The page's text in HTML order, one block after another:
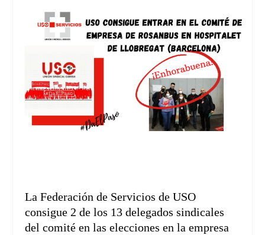
La Federación de Servicios de USO
consigue 2 de los 13 delegados sindicales
del comité en las elecciones en la empresa